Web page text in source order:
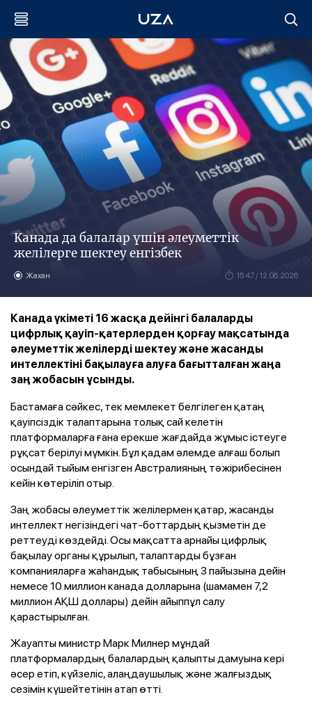
Канада да балалар үшін әлеуметтік
желілерге шектеу енгізбек
Жахан 15:47 / 12.06.2026
Канада үкіметі 16 жасқа дейінгі балаларды
цифрлық қауіп-қатерлерден қорғау мақсатында
әлеуметтік желілерді шектеу және жасанды
интеллектіні бақылауға алуға бағытталған жаңа
заң жобасын ұсынды.
Бастамаға сәйкес, тек мемлекет белгілеген қатаң
қауіпсіздік талаптарына толық сай келетін
платформаларға ғана ерекше жағдайда жұмыс істеуге
рұқсат берілуі мүмкін. Бұл қадам әлемде алғаш болып
осындай тыйым енгізген Австралияның тәжірибесінен
кейін көтеріліп отыр.
Заң жобасы әлеуметтік желілермен қатар, жасанды
интеллект негізіндегі чат-боттардың қызметін де
реттеуді көздейді. Осы мақсатта арнайы цифрлық
бақылау органы құрылып, талаптарды бұзған
компанияларға жаһандық табысының 3 пайызына дейін
немесе 10 миллион канада долларына (шамамен 7,2
миллион АҚШ доллары) дейін айыппұл салу
қарастырылған.
Жауапты министр Марк Милнер мұндай
платформалардың балалардың қалыпты дамуына кері
әсер етіп, күйзеліс, алаңдаушылық және жалғыздық
сезімін күшейтетінін атап өтті.